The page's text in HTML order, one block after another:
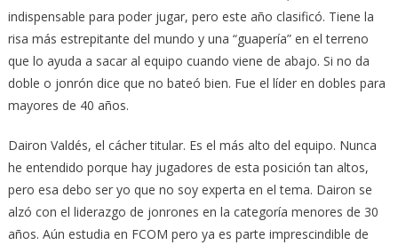
indispensable para poder jugar, pero este año clasificó. Tiene la
risa más estrepitante del mundo y una “guapería” en el terreno
que lo ayuda a sacar al equipo cuando viene de abajo. Si no da
doble o jonrón dice que no bateó bien. Fue el líder en dobles para
mayores de 40 años.
Dairon Valdés, el cácher titular. Es el más alto del equipo. Nunca
he entendido porque hay jugadores de esta posición tan altos,
pero esa debo ser yo que no soy experta en el tema. Dairon se
alzó con el liderazgo de jonrones en la categoría menores de 30
años. Aún estudia en FCOM pero ya es parte imprescindible de